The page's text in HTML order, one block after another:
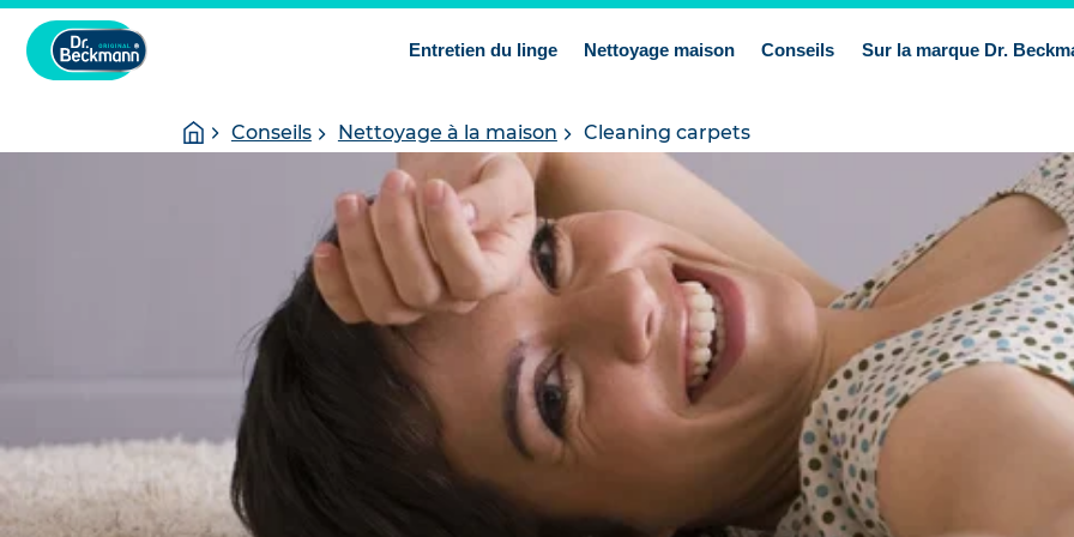
Entretien du linge Nettoyage maison Conseils Sur la marque Dr.
You
are
Homepage
Conseils Nettoyage à la maison Cleaning carpets